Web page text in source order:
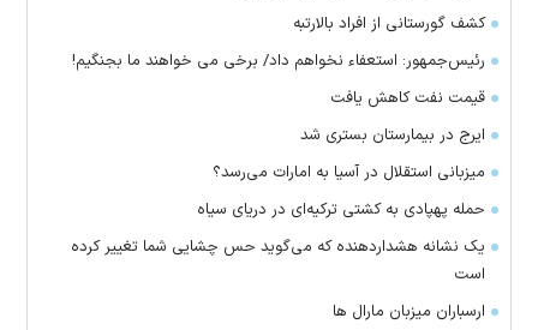
کشف گورستانی از افراد بالارتبه
رئیس‌جمهور: استعفاء نخواهم داد/ برخی می خواهند ما بجنگیم!
قیمت نفت کاهش یافت
ایرج در بیمارستان بستری شد
میزبانی استقلال در آسیا به امارات می‌رسد؟
حمله پهپادی به کشتی ترکیه‌ای در دریای سیاه
یک نشانه هشداردهنده که می‌گوید حس چشایی شما تغییر کرده
است
ارسباران میزبان مارال ها